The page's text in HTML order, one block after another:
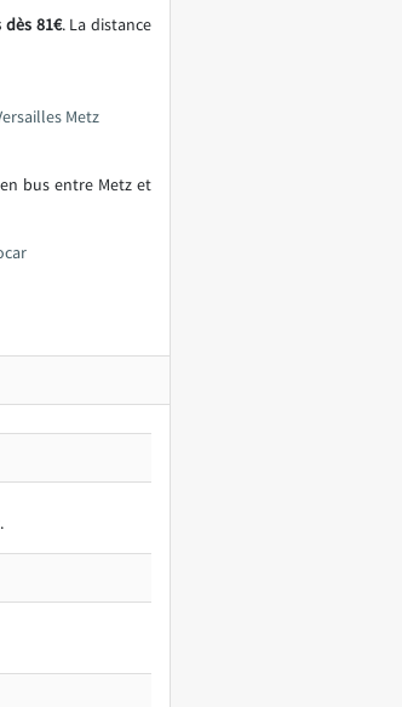
81€. La distance
Metz
bus entre Metz et